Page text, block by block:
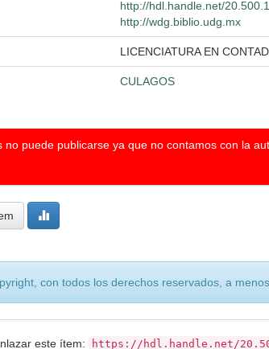
http://hdl.handle.net/
http://wdg.biblio.udg.mx
LICENCIATURA EN
CULAGOS
puede publicarse ya que no contamos con la
con todos los derechos reservados, a
este ítem: https://hdl.handle.net/